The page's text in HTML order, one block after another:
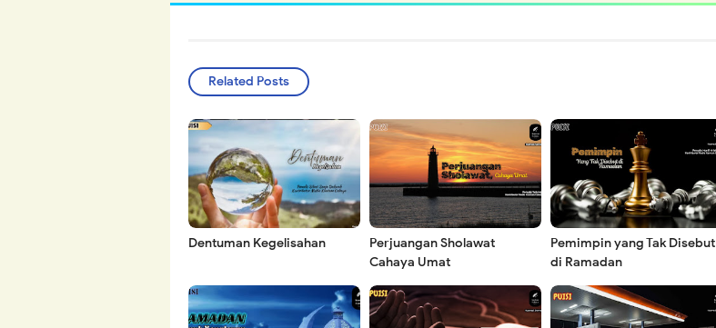
Related Posts
Dentuman Kegelisahan
Perjuangan Sholawat
Cahaya Umat
Pemimpin yang Tak Disebut
di Ramadan